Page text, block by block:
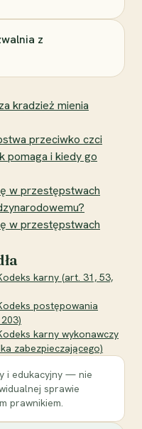
z
kradzież mienia
przeciwko czci
pomaga i kiedy go
w przestępstwach
w przestępstwach
karny (art. 31, 53,
postępowania
karny wykonawczy
zabezpieczającego)
i edukacyjny — nie
sprawie
prawnikiem.